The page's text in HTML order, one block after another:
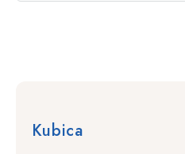
Kubica